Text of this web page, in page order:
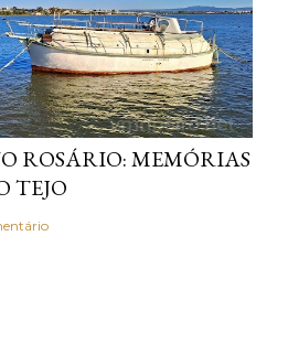
ROSÁRIO: MEMÓRIAS
TEJO